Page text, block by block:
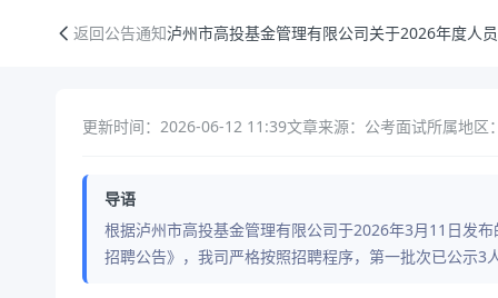
返回公告通知泸州市高投基金管理有限公司关于2026年度人
更新时间：2026-06-12 11:39文章来源：公考面试所属地区
导语
根据泸州市高投基金管理有限公司于2026年3月11日发
招聘公告》，我司严格按照招聘程序，第一批次已公示